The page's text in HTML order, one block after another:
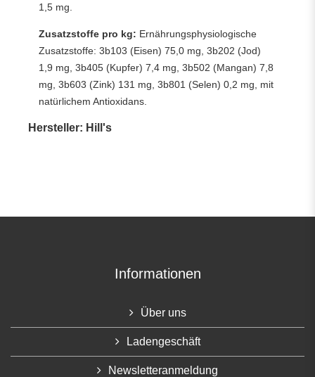
1,5 mg.
Zusatzstoffe pro kg: Ernährungsphysiologische
Zusatzstoffe: 3b103 (Eisen) 75,0 mg, 3b202 (Jod)
1,9 mg, 3b405 (Kupfer) 7,4 mg, 3b502 (Mangan) 7,8
mg, 3b603 (Zink) 131 mg, 3b801 (Selen) 0,2 mg, mit
natürlichem Antioxidans.
Hersteller: Hill's
Informationen
Über uns
Ladengeschäft
Newsletteranmeldung